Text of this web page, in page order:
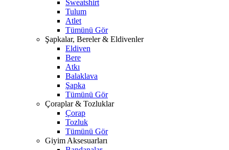
Sweatshirt
Tulum
Atlet
Tümünü Gör
Şapkalar, Bereler & Eldivenler
Eldiven
Bere
Atkı
Balaklava
Şapka
Tümünü Gör
Çoraplar & Tozluklar
Çorap
Tozluk
Tümünü Gör
Giyim Aksesuarları